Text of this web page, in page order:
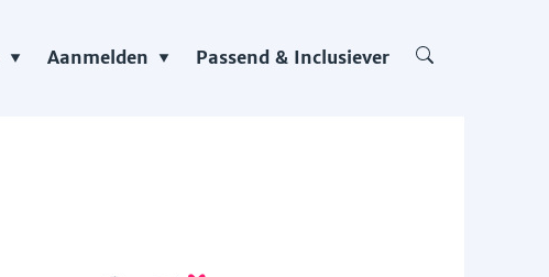
Aanmelden Passend & Inclusiever